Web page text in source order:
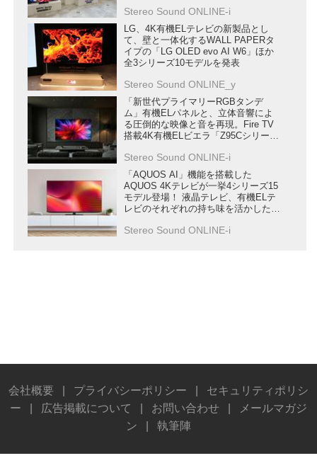
Stereo Sound ONLINE-i
LG、4K有機ELテレビの新製品とし
て、壁と一体化するWALL PAPERタ
イプの「LG OLED evo AI W6」ほか
全3シリーズ10モデルを発表
Stereo Sound ONLINE_y
「新世代プライマリーRGBタンデ
ム」有機ELパネルと、立体音響によ
る圧倒的な映像と音を再現。Fire TV
搭載4K有機ELビエラ「Z95Cシリー
Stereo Sound ONLINE-i
「AQUOS AI」機能を搭載した
AQUOS 4Kテレビが一挙4シリーズ15
モデル登場！ 液晶テレビ、有機ELテ
レビのそれぞれの持ち味を活かした
Stereo Sound ONLINE-i
会社概要 プライバシーポリシー
セキュリティポリシ
ー
広告掲載について お問い合わせ
メールマガジ
ン
執筆陣